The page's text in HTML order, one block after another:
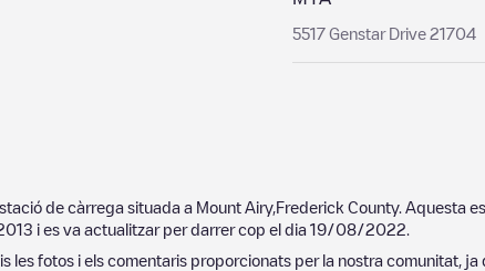
5517 Genstar Drive 21704
de càrrega situada a Mount Airy, Frederick County. Aquesta
i es va actualitzar per darrer cop el dia 19/08/2022
les fotos i els comentaris proporcionats per la nostra comunitat,